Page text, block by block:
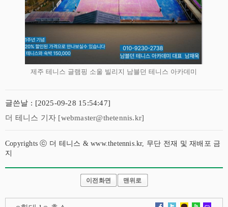
제주 테니스 글램핑 소울 빌리지 남블던 테니스 아카데미
글쓴날 : [2025-09-28 15:54:47]
더 테니스 기자 [webmaster@thetennis.kr]
Copyrights ⓒ 더 테니스 & www.thetennis.kr, 무단 전재 및 재배포 금
지
이전화면 맨위로